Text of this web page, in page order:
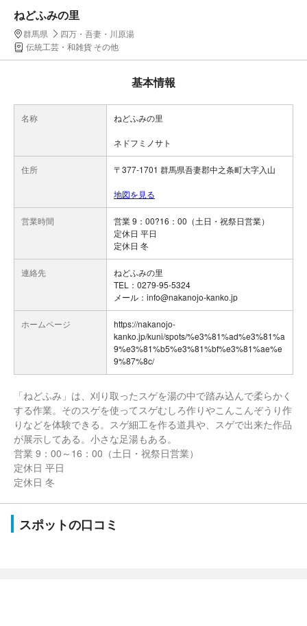
ねどふみの里
群馬県
四万・吾妻・川原湯
伝統工芸・和雑貨 その他
基本情報
名称 ねどふみの里
ネドフミノサト
住所 〒377-1701 群馬県吾妻郡中之条町大字入山
地図を見る
営業時間
営業 9：00?16：00（土日・祝祭日営業）
定休日 平日
定休日 冬
連絡先
ねどふみの里
TEL：0279-95-5324
メール：info@nakanojo-kanko.jp
ホームページ
https://nakanojo-
kanko.jp/kuni/spots/%e3%81%ad%e3%81%a
9%e3%81%b5%e3%81%bf%e3%81%ae%e
9%87%8c/
「ねどふみ」は、刈り取ったスゲを湯の中で踏み込んで柔らかく
する作業。そのスゲを使ってスゲむしろ作りやこんこんぞうり作
りなどを体験できる。スゲ細工を作る道具や、スゲで出来た作品
が展示してある。小さな足湯もある。
営業 9：00～16：00（土日・祝祭日営業）
定休日 平日
定休日 冬
スポットの口コミ